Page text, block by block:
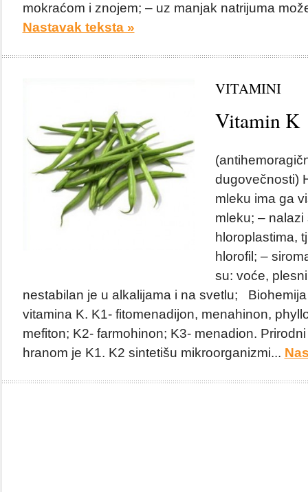
mokraćom i znojem; – uz manjak natrijuma
Nastavak teksta »
VITAMINI
Vitamin K
dugovečnosti)
mleku ima ga
mleku; –
hloroplastima,
hlorofil; –
su: voće,
nestabilan je u alkalijama i na svetlu;
vitamina K. K1- fitomenadijon, menahinon,
mefiton; K2- farmohinon; K3- menadion.
hranom je K1. K2 sintetišu mikroorganizmi...